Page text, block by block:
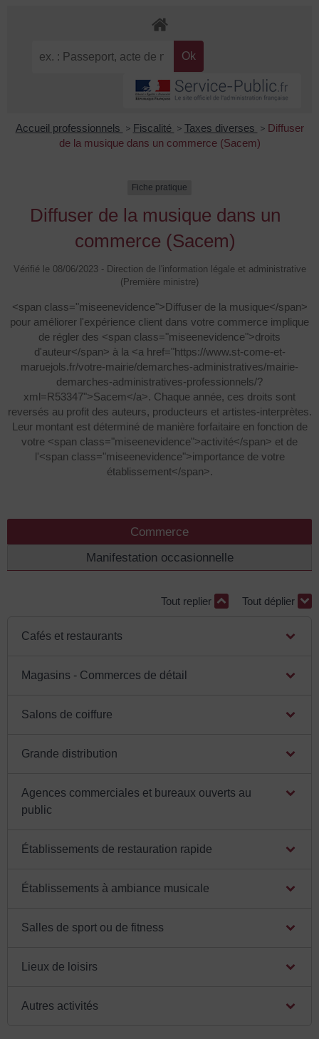
Accueil professionnels > Fiscalité > Taxes diverses > Diffuser
de la musique dans un commerce (Sacem)
Fiche pratique
Diffuser de la musique dans un
commerce (Sacem)
Vérifié le 08/06/2023 - Direction de l'information légale et administrative
(Première ministre)
<span class="miseenevidence">Diffuser de la musique</span>
pour améliorer l'expérience client dans votre commerce implique
de régler des <span class="miseenevidence">droits
d'auteur</span> à la <a href="https://www.st-come-et-
maruejols.fr/votre-mairie/demarches-administratives/mairie-
demarches-administratives-professionnels/?
xml=R53347">Sacem</a>. Chaque année, ces droits sont
reversés au profit des auteurs, producteurs et artistes-interprètes.
Leur montant est déterminé de manière forfaitaire en fonction de
votre <span class="miseenevidence">activité</span> et de
l'<span class="miseenevidence">importance de votre
établissement</span>.
Commerce
Manifestation occasionnelle
Tout replier Tout déplier
Cafés et restaurants
Magasins - Commerces de détail
Salons de coiffure
Grande distribution
Agences commerciales et bureaux ouverts au
public
Établissements de restauration rapide
Établissements à ambiance musicale
Salles de sport ou de fitness
Lieux de loisirs
Autres activités